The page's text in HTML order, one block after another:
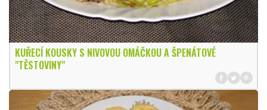
KUŘECÍ KOUSKY S NIVOVOU OMÁČKOU A ŠPENÁTOVÉ
"TĚSTOVINY"